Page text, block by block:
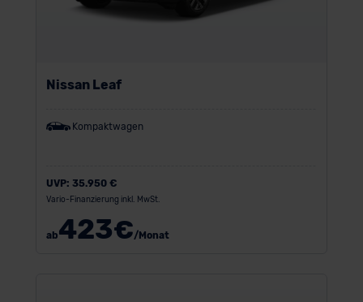
Nissan Leaf
Kompaktwagen
UVP: 35.950 €
Vario-Finanzierung inkl. MwSt.
ab423€/Monat